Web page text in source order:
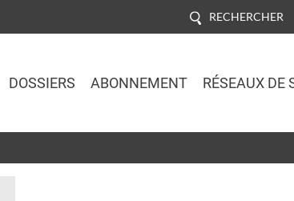
RECHERCHER
DOSSIERS ABONNEMENT RÉSEAUX DE